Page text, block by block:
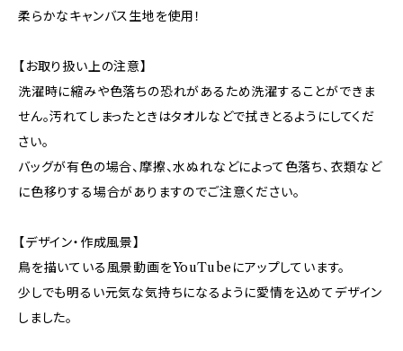
柔らかなキャンバス生地を使用！
【お取り扱い上の注意】
洗濯時に縮みや色落ちの恐れがあるため洗濯することができま
せん。汚れてしまったときはタオルなどで拭きとるようにしてくだ
さい。
バッグが有色の場合、摩擦、水ぬれなどによって色落ち、衣類など
に色移りする場合がありますのでご注意ください。
【デザイン・作成風景】
鳥を描いている風景動画をYouTubeにアップしています。
少しでも明るい元気な気持ちになるように愛情を込めてデザイン
しました。